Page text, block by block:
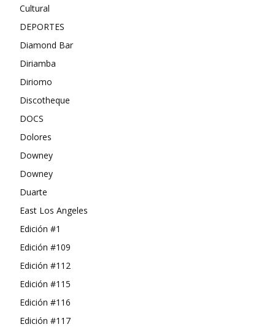
Cultural
DEPORTES
Diamond Bar
Diriamba
Diriomo
Discotheque
DOCS
Dolores
Downey
Downey
Duarte
East Los Angeles
Edición #1
Edición #109
Edición #112
Edición #115
Edición #116
Edición #117